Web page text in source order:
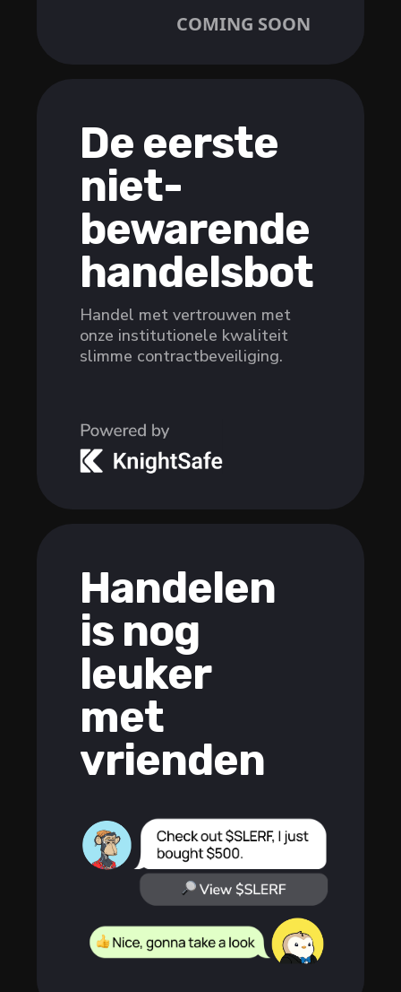
COMING SOON
De eerste
niet-
bewarende
handelsbot
Handel met vertrouwen met
onze institutionele kwaliteit
slimme contractbeveiliging.
Handelen
is nog
leuker
met
vrienden